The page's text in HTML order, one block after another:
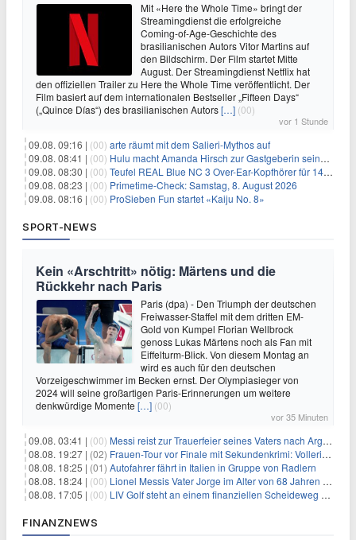
Mit «Here the Whole Time» bringt der
Streamingdienst die erfolgreiche
Coming-of-Age-Geschichte des
brasilianischen Autors Vitor Martins auf
den Bildschirm. Der Film startet Mitte
August. Der Streamingdienst Netflix hat
den offiziellen Trailer zu Here the Whole Time veröffentlicht. Der
Film basiert auf dem internationalen Bestseller „Fifteen Days“
(„Quince Días“) des brasilianischen Autors[…] (00)
vor 1 Stunde
09.08. 09:16 | (00) arte räumt mit dem Salieri-Mythos auf
09.08. 08:41 | (00) Hulu macht Amanda Hirsch zur Gastgeberin seines Reality-Podcasts
09.08. 08:30 | (00) Teufel REAL Blue NC 3 Over-Ear-Kopfhörer für 149,99€
09.08. 08:23 | (00) Primetime-Check: Samstag, 8. August 2026
09.08. 08:16 | (00) ProSieben Fun startet «Kaiju No. 8»
SPORT-NEWS
Kein «Arschtritt» nötig: Märtens und die
Rückkehr nach Paris
Paris (dpa) - Den Triumph der deutschen
Freiwasser-Staffel mit dem dritten EM-
Gold von Kumpel Florian Wellbrock
genoss Lukas Märtens noch als Fan mit
Eiffelturm-Blick. Von diesem Montag an
wird es auch für den deutschen
Vorzeigeschwimmer im Becken ernst. Der Olympiasieger von
2024 will seine großartigen Paris-Erinnerungen um weitere
denkwürdige Momente […] (00)
vor 35 Minuten
09.08. 03:41 | (00) Messi reist zur Trauerfeier seines Vaters nach Argentinien
08.08. 19:27 | (02) Frauen-Tour vor Finale mit Sekundenkrimi: Vollering in Gelb
08.08. 18:25 | (01) Autofahrer fährt in Italien in Gruppe von Radlern
08.08. 18:24 | (00) Lionel Messis Vater Jorge im Alter von 68 Jahren gestorben
08.08. 17:05 | (00) LIV Golf steht an einem finanziellen Scheideweg auf der Suche nach neuen Investitionen
FINANZNEWS